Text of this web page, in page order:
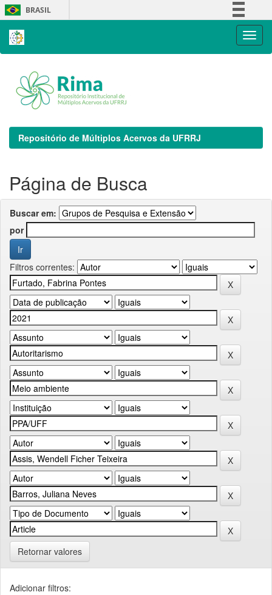
Skip
navigation
BRASIL
Repositório de Múltiplos Acervos da UFRRJ
Página de Busca
Buscar em:
por
Filtros correntes:
Retornar valores
Adicionar filtros: